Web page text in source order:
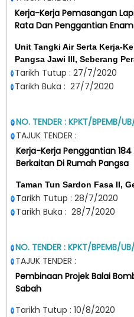
Kerja-Kerja Pemasangan
Rata Dan Penggantian
Unit Tangki Air Serta Kerja-
Pangsa Jawi III, Seberang
Tarikh Tutup : 27/7/2020
Tarikh Buka : 27/7/2020
NO. TENDER : KPKT/BPEMB/
TAJUK TENDER :
Kerja-Kerja Penggantian
Berkaitan Di Rumah
Taman Tun Sardon Fasa II,
Tarikh Tutup : 28/7/2020
Tarikh Buka : 28/7/2020
NO. TENDER : KPKT/BPEMB/
TAJUK TENDER :
Pembinaan Projek Balai
Tarikh Tutup : 10/8/2020